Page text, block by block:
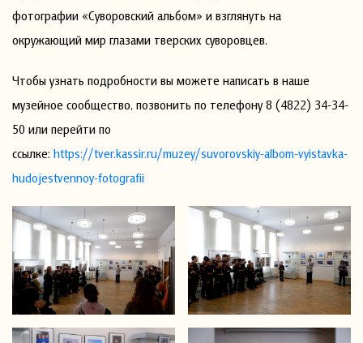
фотографии «Суворовский альбом» и взглянуть на
окружающий мир глазами тверских суворовцев.
Чтобы узнать подробности вы можете написать в наше
музейное сообщество, позвонить по телефону 8 (4822) 34-34-
50 или перейти по
ссылке: https://tver.kassir.ru/muzey/suvorovskiy-albom-vyistavka-
hudojestvennoy-fotografii